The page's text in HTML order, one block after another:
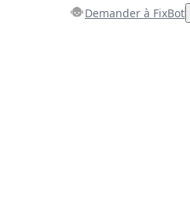
Demander à FixBot